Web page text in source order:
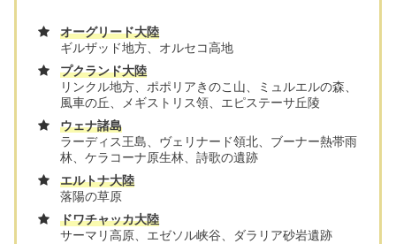
オーグリード大陸
ギルザッド地方、オルセコ高地
プクランド大陸
リンクル地方、ポポリアきのこ山、ミュルエルの森、
風車の丘、メギストリス領、エピステーサ丘陵
ウェナ諸島
ラーディス王島、ヴェリナード領北、ブーナー熱帯雨
林、ケラコーナ原生林、詩歌の遺跡
エルトナ大陸
落陽の草原
ドワチャッカ大陸
サーマリ高原、エゼソル峡谷、ダラリア砂岩遺跡